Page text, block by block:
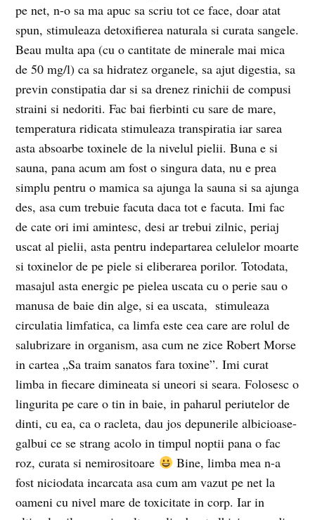
pe net, n-o sa ma apuc sa scriu tot ce face, doar atat
spun, stimuleaza detoxifierea naturala si curata sangele.
Beau multa apa (cu o cantitate de minerale mai mica
de 50 mg/l) ca sa hidratez organele, sa ajut digestia, sa
previn constipatia dar si sa drenez rinichii de compusi
straini si nedoriti. Fac bai fierbinti cu sare de mare,
temperatura ridicata stimuleaza transpiratia iar sarea
asta absoarbe toxinele de la nivelul pielii. Buna e si
sauna, pana acum am fost o singura data, nu e prea
simplu pentru o mamica sa ajunga la sauna si sa ajunga
des, asa cum trebuie facuta daca tot e facuta. Imi fac
de cate ori imi amintesc, desi ar trebui zilnic, periaj
uscat al pielii, asta pentru indepartarea celulelor moarte
si toxinelor de pe piele si eliberarea porilor. Totodata,
masajul asta energic pe pielea uscata cu o perie sau o
manusa de baie din alge, si ea uscata, stimuleaza
circulatia limfatica, ca limfa este cea care are rolul de
salubrizare in organism, asa cum ne zice Robert Morse
in cartea „Sa traim sanatos fara toxine”. Imi curat
limba in fiecare dimineata si uneori si seara. Folosesc o
lingurita pe care o tin in baie, in paharul periutelor de
dinti, cu ea, ca o racleta, dau jos depunerile albicioase-
galbui ce se strang acolo in timpul noptii pana o fac
roz, curata si nemirositoare
Bine, limba mea n-a
fost niciodata incarcata asa cum am vazut pe net la
oameni cu nivel mare de toxicitate in corp. Iar in